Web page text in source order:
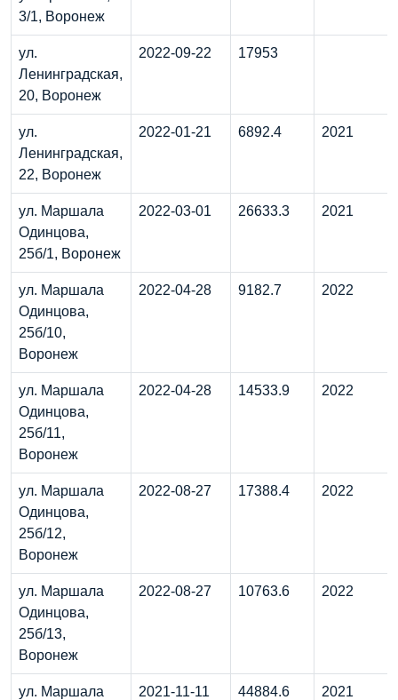
3/1, Воронеж
ул.
Ленинградская,
20, Воронеж
2022-09-22 17953
ул.
Ленинградская,
22, Воронеж
2022-01-21 6892.4 2021
ул. Маршала
Одинцова,
25б/1, Воронеж
2022-03-01 26633.3 2021
ул. Маршала
Одинцова,
25б/10,
Воронеж
2022-04-28 9182.7 2022
ул. Маршала
Одинцова,
25б/11,
Воронеж
2022-04-28 14533.9 2022
ул. Маршала
Одинцова,
25б/12,
Воронеж
2022-08-27 17388.4 2022
ул. Маршала
Одинцова,
25б/13,
Воронеж
2022-08-27 10763.6 2022
ул. Маршала
2021-11-11 44884.6 2021